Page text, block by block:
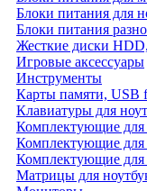
Блоки питания для
Блоки питания
Жесткие диски
Игровые аксессуары
Инструменты
Карты памяти, USB
Клавиатуры для
Комплектующие для
Комплектующие для
Комплектующие для
Матрицы для